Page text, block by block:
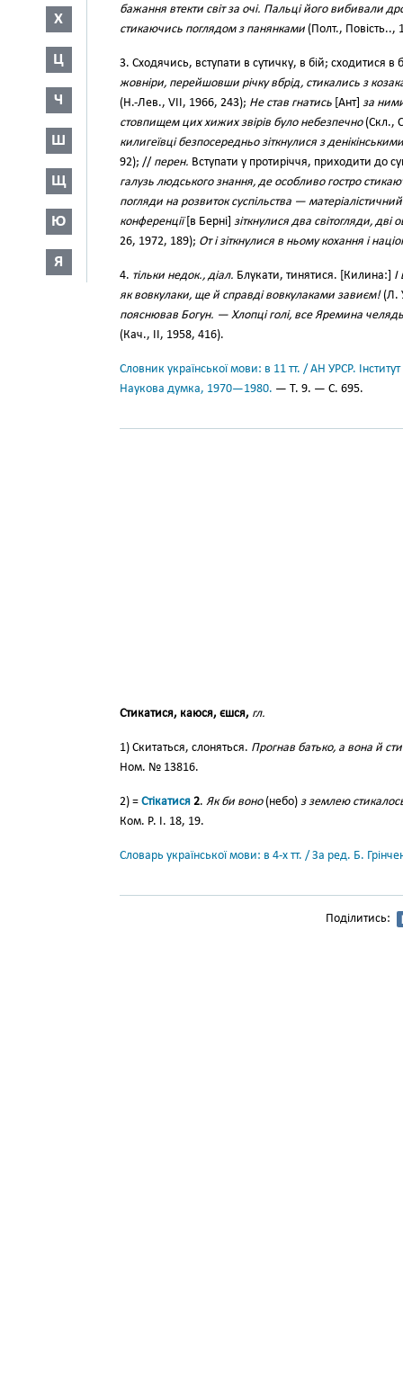
Х
Ц
Ч
Ш
Щ
Ю
Я
бажання втекти світ за очі. Пальці його вибивали
стикаючись поглядом з панянками (Полт., Повість..,
3. Сходячись, вступати в сутичку, в бій; сходитися
жовніри, перейшовши річку вбрід, стикались з
(Н.-Лев., VII, 1966, 243); Не став гнатись [Ант] за
стовпищем цих хижих звірів було небезпечно(Скл.,
килигеївці безпосередньо зіткнулися з
92); // перен. Вступати у протиріччя, приходити до
галузь людського знання, де особливо гостро
погляди на розвиток суспільства — матеріалістичний
конференції[в Берні] зіткнулися два світогляди, дві
26, 1972, 189); От і зіткнулися в ньому кохання і
4. тільки недок., діал. Блукати, тинятися. [Килина:] І
як вовкулаки, ще й справді вовкулаками завиєм!(Л.
пояснював Богун. — Хлопці голі, все Яремина
(Кач., II, 1958, 416).
Словник української мови: в 11 тт. / АН УРСР.
Наукова думка, 1970—1980. — Т. 9. — С. 695.
Стикатися, каюся, єшся, гл.
1) Скитаться, слоняться. Прогнав батько, а вона й
Ном. № 13816.
2) = Стікатися 2. Як би воно(небо) з землею
Ком. Р. І. 18, 19.
Словарь української мови: в 4-х тт. / За ред. Б.
Поділитись: